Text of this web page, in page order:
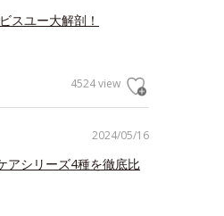
スユー大解剖！
4524 view
2024/05/16
アシリーズ4種を徹底比